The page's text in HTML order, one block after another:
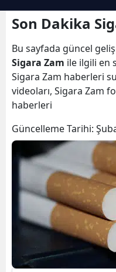
Son Dakika
Bu sayfada güncel
Sigara Zam ile ilgili en
Sigara Zam haberleri
videoları, Sigara Zam
haberleri
Güncelleme Tarihi: